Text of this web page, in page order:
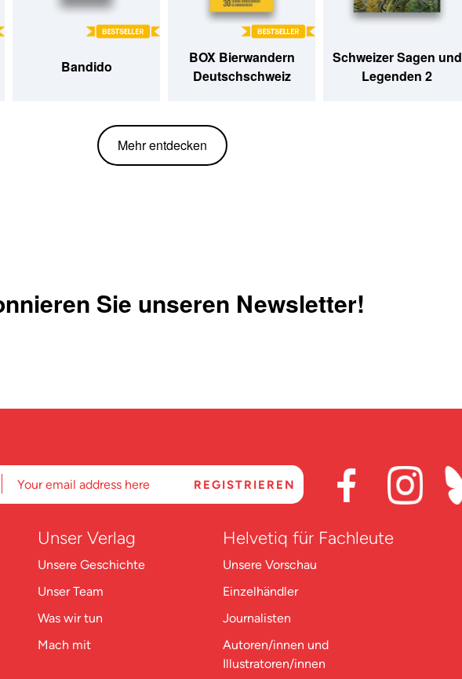
Bandido
BOX Bierwandern
Deutschschweiz
Schweizer Sagen und
Legenden 2
Mehr entdecken
Sie unseren Newsletter!
Unser Verlag
Unsere Geschichte
Unser Team
Was wir tun
Mach mit
Helvetiq für Fachleute
Unsere Vorschau
Einzelhändler
Journalisten
Autoren/innen und
Illustratoren/innen